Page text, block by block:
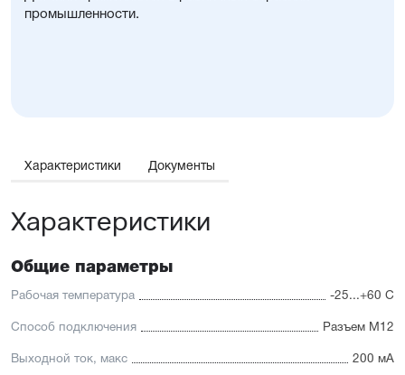
промышленности.
Характеристики Документы
Характеристики
Общие параметры
Рабочая температура -25...+60 С
Способ подключения Разъем М12
Выходной ток, макс 200 мА